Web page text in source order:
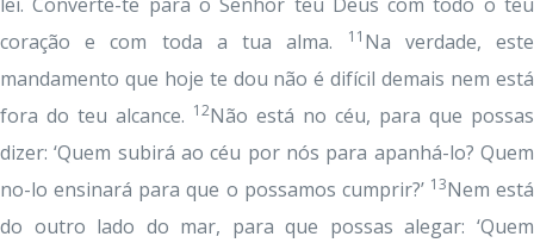
coração e com toda a tua alma.
11 Na verdade, este
mandamento que hoje te dou não é difícil demais nem está
fora do teu alcance. 12Não está no céu, para que possas
dizer: ‘Quem subirá ao céu por nós para apanhá-lo? Quem
no-lo ensinará para que o possamos cumprir?’ 13Nem está
do outro lado do mar, para que possas alegar: ‘Quem